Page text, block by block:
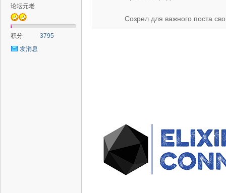
论坛元老
积分
3795
发消息
Созрел для важного поста